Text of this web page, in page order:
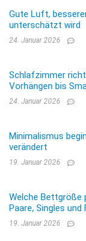
Gute Luft,
unterschätzt wird
24. Januar 2026
Schlafzimmer
Vorhängen bis
24. Januar 2026
Minimalismus
verändert
19. Januar 2026
Welche Bettgröße
Paare, Singles und
19. Januar 2026